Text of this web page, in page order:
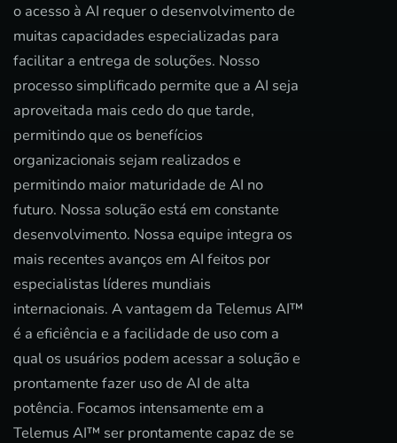
o acesso à AI requer o desenvolvimento de
muitas capacidades especializadas para
facilitar a entrega de soluções. Nosso
processo simplificado permite que a AI seja
aproveitada mais cedo do que tarde,
permitindo que os benefícios
organizacionais sejam realizados e
permitindo maior maturidade de AI no
futuro. Nossa solução está em constante
desenvolvimento. Nossa equipe integra os
mais recentes avanços em AI feitos por
especialistas líderes mundiais
internacionais. A vantagem da Telemus AI™
é a eficiência e a facilidade de uso com a
qual os usuários podem acessar a solução e
prontamente fazer uso de AI de alta
potência. Focamos intensamente em a
Telemus AI™ ser prontamente capaz de se